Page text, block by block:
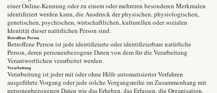
einer Online-Kennung oder zu einem oder mehreren besonderen Merkmalen
identifiziert werden kann, die Ausdruck der physischen, physiologischen,
genetischen, psychischen, wirtschaftlichen, kulturellen oder sozialen
Identität dieser natürlichen Person sind.
Betroffene Person
Betroffene Person ist jede identifizierte oder identifizierbare natürliche
Person, deren personenbezogene Daten von dem für die Verarbeitung
Verantwortlichen verarbeitet werden.
Verarbeitung
Verarbeitung ist jeder mit oder ohne Hilfe automatisierter Verfahren
ausgeführte Vorgang oder jede solche Vorgangsreihe im Zusammenhang mit
personenbezogenen Daten wie das Erheben, das Erfassen, die Organisation,